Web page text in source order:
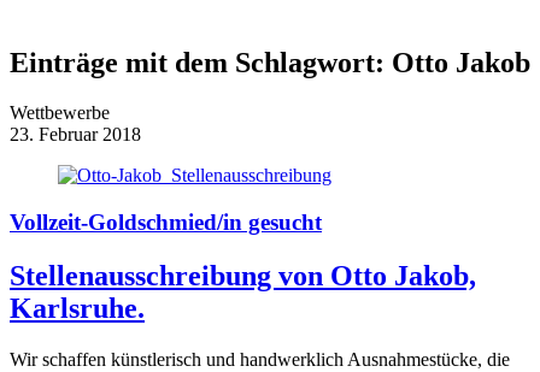
Einträge mit dem Schlagwort: Otto Jakob
Wettbewerbe
23. Februar 2018
Vollzeit-Goldschmied/in gesucht
Stellenausschreibung von Otto Jakob,
Karlsruhe.
Wir schaffen künstlerisch und handwerklich Ausnahmestücke, die